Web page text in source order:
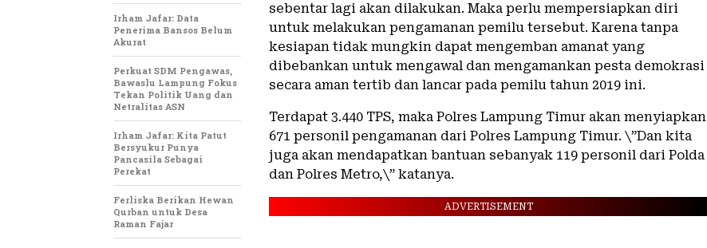
sebentar lagi akan dilakukan. Maka perlu mempersiapkan diri
untuk melakukan pengamanan pemilu tersebut. Karena tanpa
kesiapan tidak mungkin dapat mengemban amanat yang
dibebankan untuk mengawal dan mengamankan pesta demokrasi
secara aman tertib dan lancar pada pemilu tahun 2019 ini.
Terdapat 3.440 TPS, maka Polres Lampung Timur akan menyiapkan
671 personil pengamanan dari Polres Lampung Timur. \”Dan kita
juga akan mendapatkan bantuan sebanyak 119 personil dari Polda
dan Polres Metro,\” katanya.
ADVERTISEMENT
Irham Jafar: Data
Penerima Bansos Belum
Akurat
Perkuat SDM Pengawas,
Bawaslu Lampung Fokus
Tekan Politik Uang dan
Netralitas ASN
Irham Jafar: Kita Patut
Bersyukur Punya
Pancasila Sebagai
Perekat
Ferliska Berikan Hewan
Qurban untuk Desa
Raman Fajar